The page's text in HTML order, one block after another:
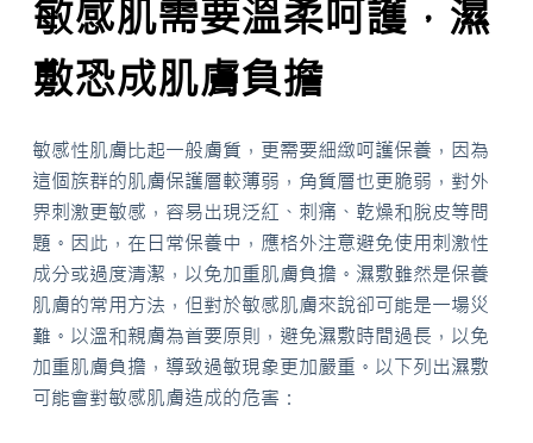
敏感肌需要溫柔呵護，濕
敷恐成肌膚負擔
敏感性肌膚比起一般膚質，更需要細緻呵護保養，因為
這個族群的肌膚保護層較薄弱，角質層也更脆弱，對外
界刺激更敏感，容易出現泛紅、刺痛、乾燥和脫皮等問
題。因此，在日常保養中，應格外注意避免使用刺激性
成分或過度清潔，以免加重肌膚負擔。濕敷雖然是保養
肌膚的常用方法，但對於敏感肌膚來說卻可能是一場災
難。以溫和親膚為首要原則，避免濕敷時間過長，以免
加重肌膚負擔，導致過敏現象更加嚴重。以下列出濕敷
可能會對敏感肌膚造成的危害：